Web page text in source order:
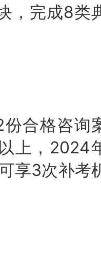
，完成8类
合格咨询
上，2024
享3次补考